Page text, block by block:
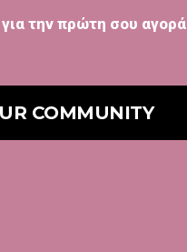
την πρώτη σου αγορά